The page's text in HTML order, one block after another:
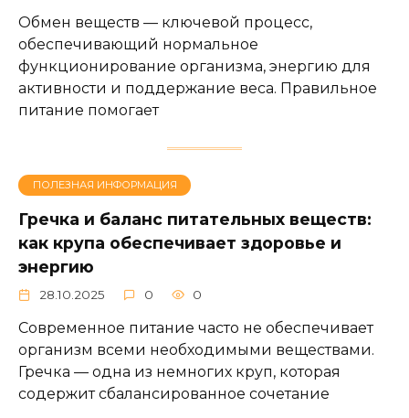
Обмен веществ — ключевой процесс,
обеспечивающий нормальное
функционирование организма, энергию для
активности и поддержание веса. Правильное
питание помогает
ПОЛЕЗНАЯ ИНФОРМАЦИЯ
Гречка и баланс питательных веществ:
как крупа обеспечивает здоровье и
энергию
28.10.2025 0 0
Современное питание часто не обеспечивает
организм всеми необходимыми веществами.
Гречка — одна из немногих круп, которая
содержит сбалансированное сочетание